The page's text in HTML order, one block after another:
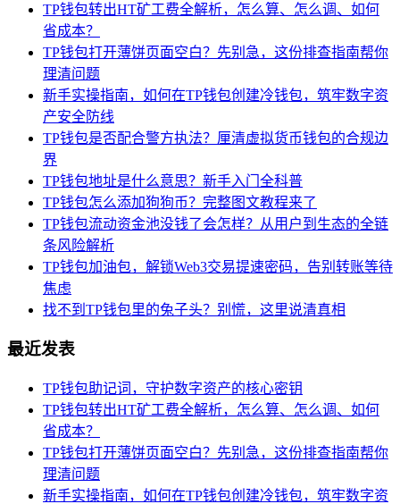
TP钱包转出HT矿工费全解析，怎么算、怎么调、如何
省成本？
TP钱包打开薄饼页面空白？先别急，这份排查指南帮你
理清问题
新手实操指南，如何在TP钱包创建冷钱包，筑牢数字资
产安全防线
TP钱包是否配合警方执法？厘清虚拟货币钱包的合规边
界
TP钱包地址是什么意思？新手入门全科普
TP钱包怎么添加狗狗币？完整图文教程来了
TP钱包流动资金池没钱了会怎样？从用户到生态的全链
条风险解析
TP钱包加油包，解锁Web3交易提速密码，告别转账等待
焦虑
找不到TP钱包里的兔子头？别慌，这里说清真相
最近发表
TP钱包助记词，守护数字资产的核心密钥
TP钱包转出HT矿工费全解析，怎么算、怎么调、如何
省成本？
TP钱包打开薄饼页面空白？先别急，这份排查指南帮你
理清问题
新手实操指南，如何在TP钱包创建冷钱包，筑牢数字资